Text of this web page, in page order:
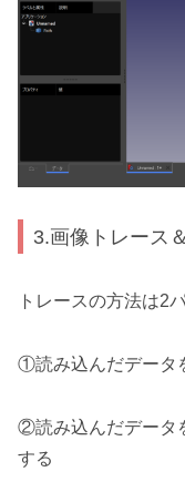
3.画像トレース
トレースの方法は2
①読み込んだデータ
②読み込んだデータ
する